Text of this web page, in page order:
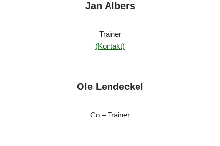
Jan Albers
Trainer
(Kontakt)
Ole Lendeckel
Co – Trainer